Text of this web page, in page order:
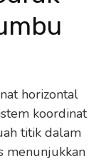
horizontal
koordinat
titik dalam
menunjukkan